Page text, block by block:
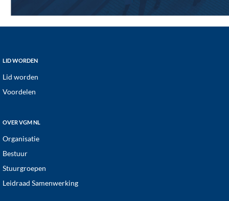
Footer
LID WORDEN
Lid worden
Voordelen
OVER VGM NL
Organisatie
Bestuur
Stuurgroepen
Leidraad Samenwerking